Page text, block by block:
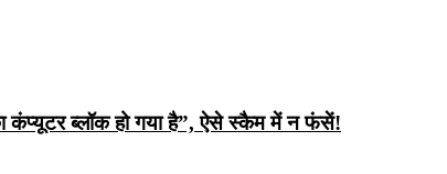
कंप्यूटर ब्लॉक हो गया है”, ऐसे स्कैम में न फंसें!